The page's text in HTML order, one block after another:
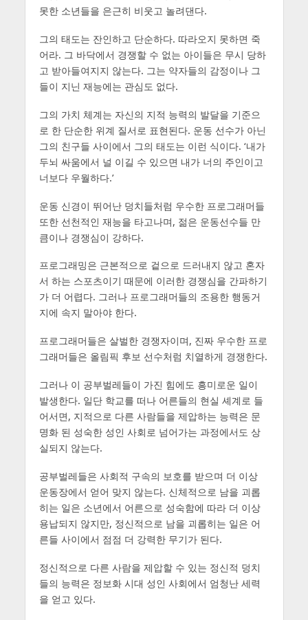
못한 소년들을 은근히 비웃고 놀려댄다.
그의 태도는 잔인하고 단순하다. 따라오지 못하면 죽
어라. 그 바닥에서 경쟁할 수 없는 아이들은 무시 당하
고 받아들여지지 않는다. 그는 약자들의 감정이나 그
들이 지닌 재능에는 관심도 없다.
그의 가치 체계는 자신의 지적 능력의 발달을 기준으
로 한 단순한 위계 질서로 표현된다. 운동 선수가 아닌
그의 친구들 사이에서 그의 태도는 이런 식이다. ‘내가
두뇌 싸움에서 널 이길 수 있으면 내가 너의 주인이고
너보다 우월하다.’
운동 신경이 뛰어난 덩치들처럼 우수한 프로그래머들
또한 선천적인 재능을 타고나며, 젊은 운동선수들 만
큼이나 경쟁심이 강하다.
프로그래밍은 근본적으로 겉으로 드러내지 않고 혼자
서 하는 스포츠이기 때문에 이러한 경쟁심을 간파하기
가 더 어렵다. 그러나 프로그래머들의 조용한 행동거
지에 속지 말아야 한다.
프로그래머들은 살벌한 경쟁자이며, 진짜 우수한 프로
그래머들은 올림픽 후보 선수처럼 치열하게 경쟁한다.
그러나 이 공부벌레들이 가진 힘에도 흥미로운 일이
발생한다. 일단 학교를 떠나 어른들의 현실 셰계로 들
어서면, 지적으로 다른 사람들을 제압하는 능력은 문
명화 된 성숙한 성인 사회로 넘어가는 과정에서도 상
실되지 않는다.
공부벌레들은 사회적 구속의 보호를 받으며 더 이상
운동장에서 얻어 맞지 않는다. 신체적으로 남을 괴롭
히는 일은 소년에서 어른으로 성숙함에 따라 더 이상
용납되지 않지만, 정신적으로 남을 괴롭히는 일은 어
른들 사이에서 점점 더 강력한 무기가 된다.
정신적으로 다른 사람을 제압할 수 있는 정신적 덩치
들의 능력은 정보화 시대 성인 사회에서 엄청난 세력
을 얻고 있다.